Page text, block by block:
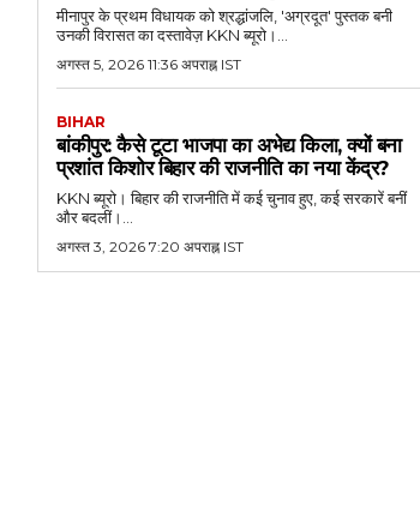
मीनापुर के प्रथम विधायक को श्रद्धांजलि, 'अग्रदूत' पुस्तक बनी
उनकी विरासत का दस्तावेज़ KKN ब्यूरो।...
अगस्त 5, 2026 11:36 अपराह्न IST
BIHAR
बांकीपुर: कैसे टूटा भाजपा का अभेद्य किला, क्यों बना
प्रशांत किशोर बिहार की राजनीति का नया केंद्र?
KKN ब्यूरो। बिहार की राजनीति में कई चुनाव हुए, कई सरकारें बनीं
और बदलीं।...
अगस्त 3, 2026 7:20 अपराह्न IST